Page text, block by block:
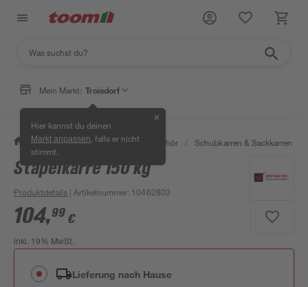
Mein Markt: Troisdorf
Hier kannst du deinen
Markt anpassen , falls er nicht
stimmt.
✕
/ Bauen & Renovieren / Bauzubehör / Schubkarren & Sackkarren
Stapelkarre 150 kg
Produktdetails | Artikelnummer: 10462803
104,99 €
inkl. 19% MwSt.
Lieferung nach Hause